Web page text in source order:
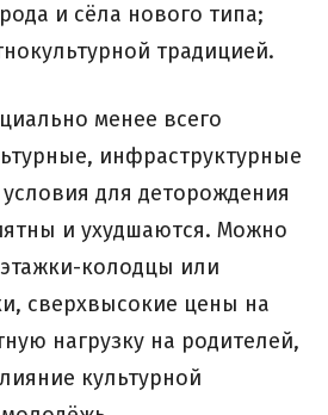
и сёла нового типа;
традицией.
менее всего
инфраструктурные
для деторождения
и ухудшаются. Можно
колодцы или
сверхвысокие цены на
нагрузку на родителей,
культурной